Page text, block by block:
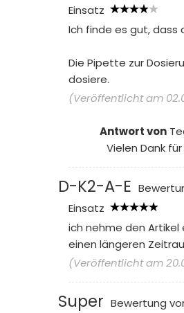
Einsatz
Ich finde es gut, dass
Die Pipette zur
dosiere.
(Veröffentlicht am
Antwort von
Vielen Dank
D-K2-A-E
Einsatz
ich nehme den
einen längeren
(Veröffentlicht am
Super Bewertung